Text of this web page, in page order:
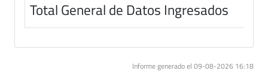
Total General de Datos Ingresados
Informe generado el 09-08-2026 16:18